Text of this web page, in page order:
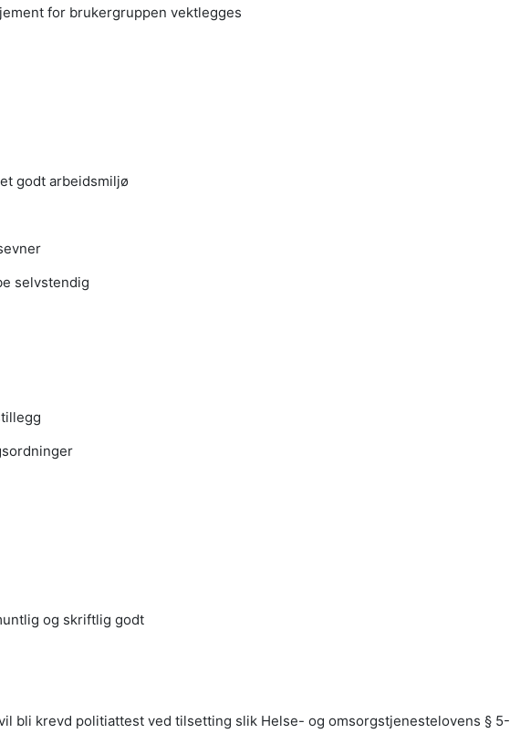
for brukergruppen vektlegges
godt arbeidsmiljø
selvstendig
og skriftlig godt
bli krevd politiattest ved tilsetting slik Helse- og omsorgstjenestelovens § 5-